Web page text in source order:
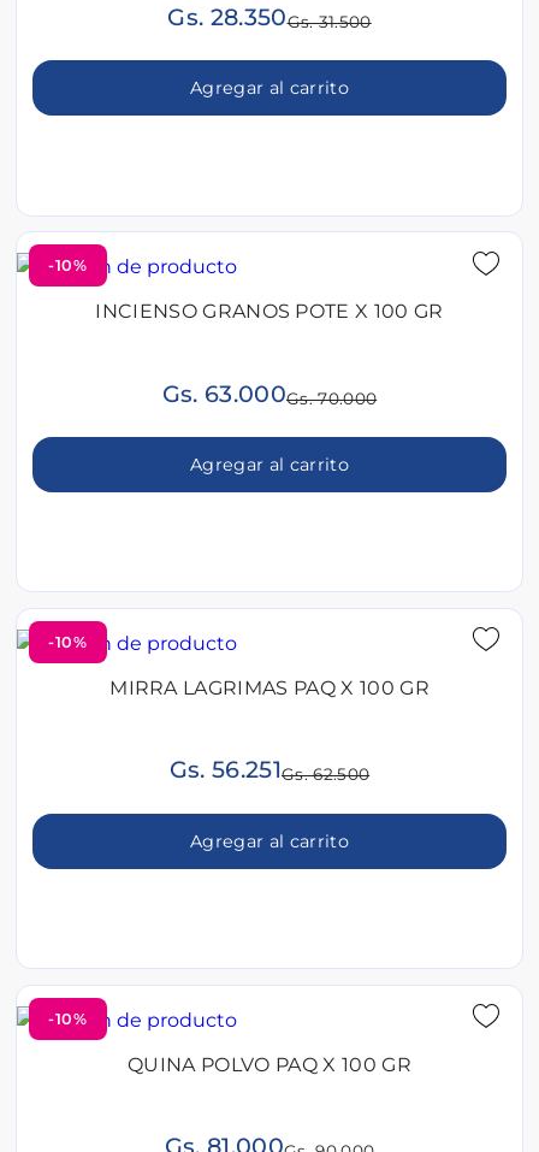
Gs. 28.350Gs. 31.500
Agregar al carrito
-10%
INCIENSO GRANOS POTE X 100 GR
Gs. 63.000Gs. 70.000
Agregar al carrito
-10%
MIRRA LAGRIMAS PAQ X 100 GR
Gs. 56.251Gs. 62.500
Agregar al carrito
-10%
QUINA POLVO PAQ X 100 GR